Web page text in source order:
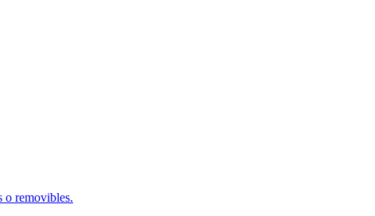
o removibles.